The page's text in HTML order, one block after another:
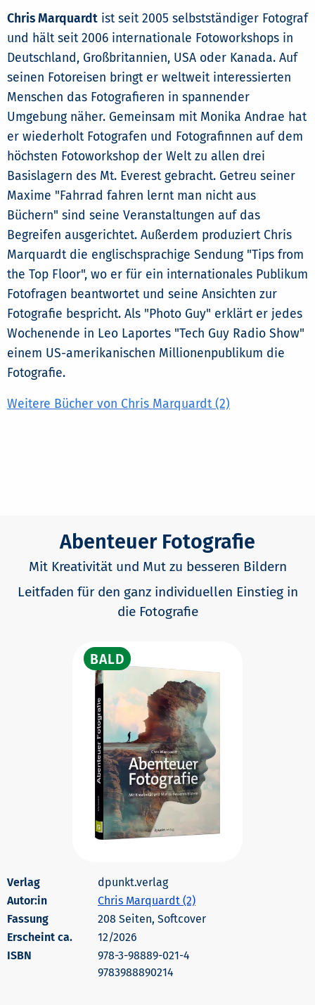
Chris Marquardt ist seit 2005 selbstständiger Fotograf
und hält seit 2006 internationale Fotoworkshops in
Deutschland, Großbritannien, USA oder Kanada. Auf
seinen Fotoreisen bringt er weltweit interessierten
Menschen das Fotografieren in spannender
Umgebung näher. Gemeinsam mit Monika Andrae hat
er wiederholt Fotografen und Fotografinnen auf dem
höchsten Fotoworkshop der Welt zu allen drei
Basislagern des Mt. Everest gebracht. Getreu seiner
Maxime "Fahrrad fahren lernt man nicht aus
Büchern" sind seine Veranstaltungen auf das
Begreifen ausgerichtet. Außerdem produziert Chris
Marquardt die englischsprachige Sendung "Tips from
the Top Floor", wo er für ein internationales Publikum
Fotofragen beantwortet und seine Ansichten zur
Fotografie bespricht. Als "Photo Guy" erklärt er jedes
Wochenende in Leo Laportes "Tech Guy Radio Show"
einem US-amerikanischen Millionenpublikum die
Fotografie.
Weitere Bücher von Chris Marquardt (2)
Abenteuer Fotografie
Mit Kreativität und Mut zu besseren Bildern
Leitfaden für den ganz individuellen Einstieg in
die Fotografie
dpunkt.verlag
Autor:in
Chris Marquardt (2)
208 Seiten, Softcover
Erscheint ca.
12/2026
978-3-98889-021-4
9783988890214